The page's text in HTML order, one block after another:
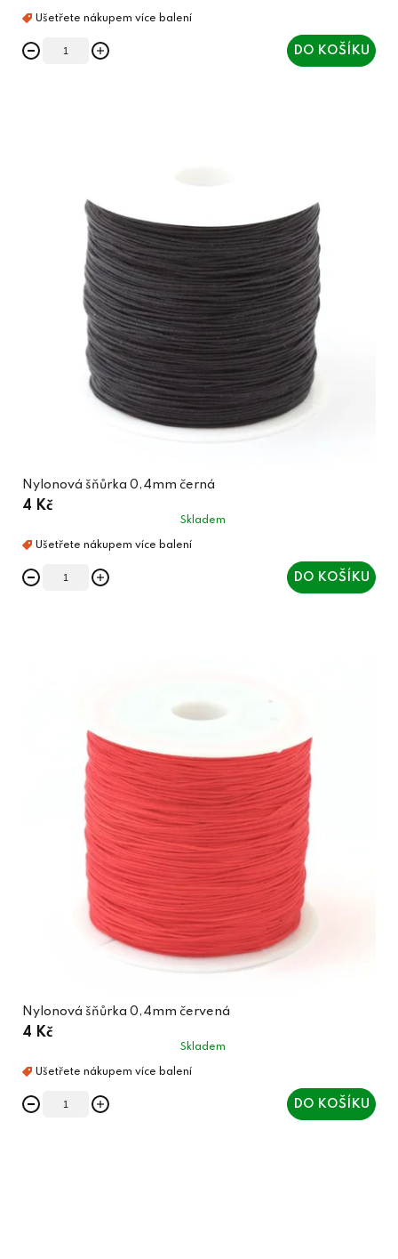
DO KOŠÍKU
Nylonová šňůrka 0,4mm černá
4 Kč
Skladem
DO KOŠÍKU
Nylonová šňůrka 0,4mm červená
4 Kč
Skladem
DO KOŠÍKU